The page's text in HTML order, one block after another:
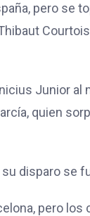
pero se
Junior al
quien
disparo se
pero